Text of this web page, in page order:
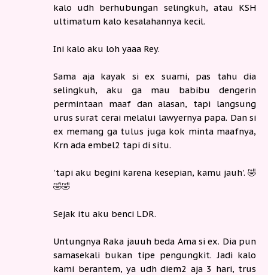
kalo udh berhubungan selingkuh, atau KSH
ultimatum kalo kesalahannya kecil.
Ini kalo aku loh yaaa Rey.
Sama aja kayak si ex suami, pas tahu dia
selingkuh, aku ga mau babibu dengerin
permintaan maaf dan alasan, tapi langsung
urus surat cerai melalui lawyernya papa. Dan si
ex memang ga tulus juga kok minta maafnya,
Krn ada embel2 tapi di situ.
'tapi aku begini karena kesepian, kamu jauh'. 🤣
🤣🤣
Sejak itu aku benci LDR.
Untungnya Raka jauuh beda Ama si ex. Dia pun
samasekali bukan tipe pengungkit. Jadi kalo
kami berantem, ya udh diem2 aja 3 hari, trus